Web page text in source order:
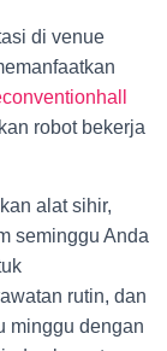
di venue
robot bekerja
alat sihir,
seminggu Anda
rutin, dan
minggu dengan